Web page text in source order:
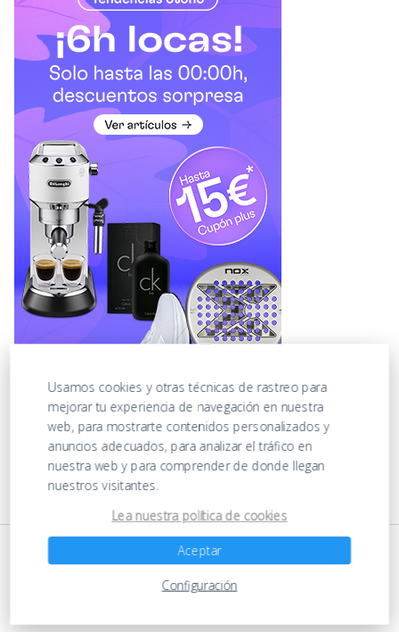
Usamos cookies y otras técnicas de rastreo para
mejorar tu experiencia de navegación en nuestra
web, para mostrarte contenidos personalizados y
anuncios adecuados, para analizar el tráfico en
nuestra web y para comprender de donde llegan
nuestros visitantes.
Lea nuestra política de cookies
Aceptar
Configuración